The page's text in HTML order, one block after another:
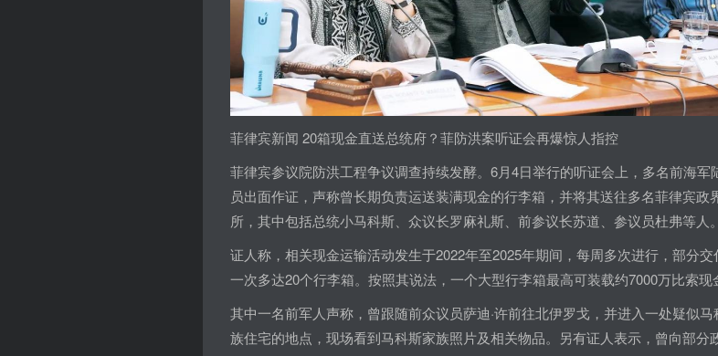
菲律宾新闻 20箱现金直送总统府？菲防洪案听证会再爆惊人指控
菲律宾参议院防洪工程争议调查持续发酵。6月4日举行的听证会上，多名前海军
员出面作证，声称曾长期负责运送装满现金的行李箱，并将其送往多名菲律宾政
所，其中包括总统小马科斯、众议长罗麻礼斯、前参议长苏道、参议员杜弗等人。
证人称，相关现金运输活动发生于2022年至2025年期间，每周多次进行，部分交
一次多达20个行李箱。按照其说法，一个大型行李箱最高可装载约7000万比索现
其中一名前军人声称，曾跟随前众议员萨迪·许前往北伊罗戈，并进入一处疑似马
族住宅的地点，现场看到马科斯家族照片及相关物品。另有证人表示，曾向部分